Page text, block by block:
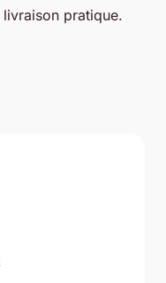
pratique.